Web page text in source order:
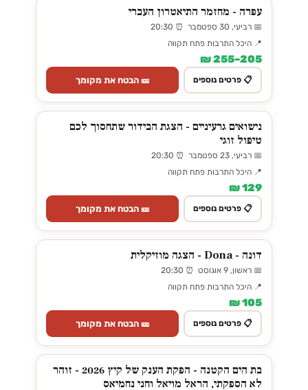
עפרה - מחזמר התיאטרון העברי
📅 רביעי, 30 ספטמבר ⏰ 20:30
📍 היכל התרבות פתח תקווה
205–255 ₪
📋 פרטים נוספים 🎫 הבטח את מקומך
נישואים גרעיניים - הצגת הבידור שתחסוך לכם
טיפול זוגי
📅 רביעי, 23 ספטמבר ⏰ 20:30
📍 היכל התרבות פתח תקווה
129 ₪
📋 פרטים נוספים 🎫 הבטח את מקומך
דונה - Dona - הצגה מוזיקלית
📅 ראשון, 9 אוגוסט ⏰ 20:30
📍 היכל התרבות פתח תקווה
105 ₪
📋 פרטים נוספים 🎫 הבטח את מקומך
בת הים הקטנה - הפקת הענק של קיץ 2026 - זוהר
לא הספקתי, הראל מויאל וחני נחמיאס